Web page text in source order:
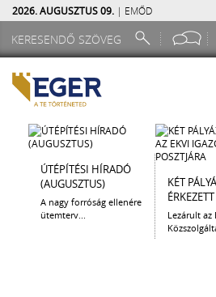
2026. AUGUSZTUS 09. | EMŐD
ÚTÉPÍTÉSI HÍRADÓ
(AUGUSZTUS)
A nagy forróság ellenére
ütemterv...
KÉT
ÉRKEZETT
Lezárult az